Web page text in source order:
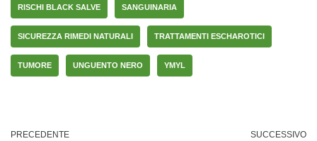
RISCHI BLACK SALVE SANGUINARIA
SICUREZZA RIMEDI NATURALI TRATTAMENTI ESCHAROTICI
TUMORE UNGUENTO NERO YMYL
PRECEDENTE SUCCESSIVO